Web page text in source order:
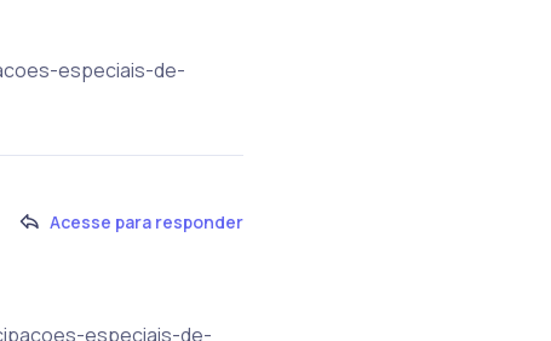
especiais-de-
Acesse para responder
especiais-de-